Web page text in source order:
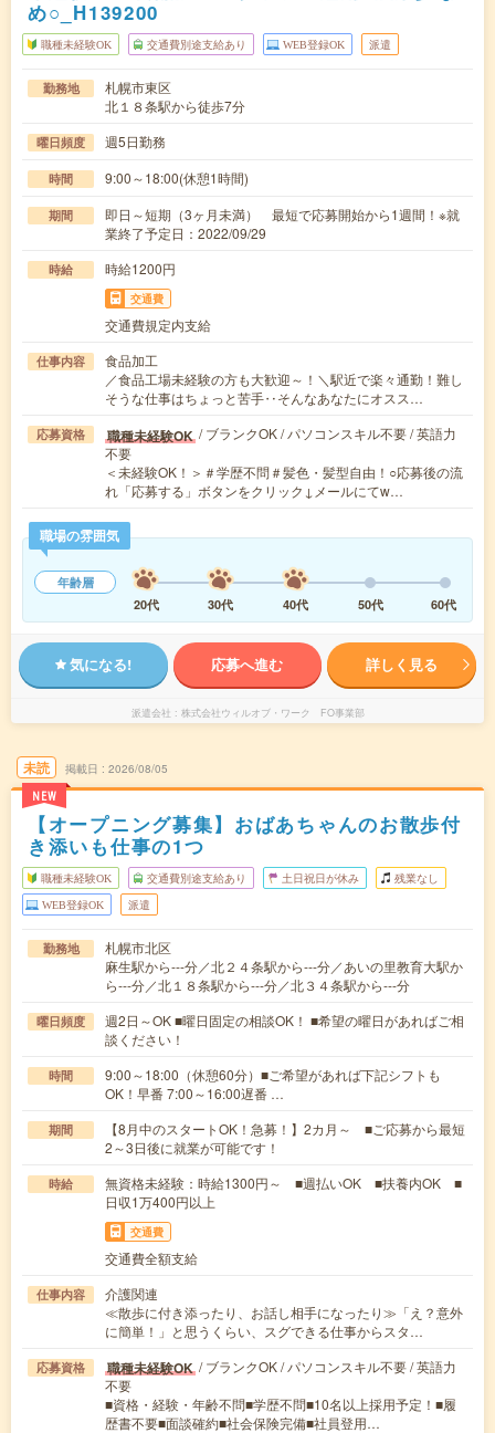
め○_H139200
職種未経験OK 交通費別途支給あり WEB登録OK 派遣
勤務地
札幌市東区
北１８条駅から徒歩7分
曜日頻度 週5日勤務
時間 9:00～18:00(休憩1時間)
期間
即日～短期（3ヶ月未満） 最短で応募開始から1週間！※就
業終了予定日：2022/09/29
時給 時給1200円
交通費
交通費規定内支給
仕事内容
食品加工
／食品工場未経験の方も大歓迎～！＼駅近で楽々通勤！難し
そうな仕事はちょっと苦手‥そんなあなたにオスス…
応募資格 職種未経験OK / ブランクOK / パソコンスキル不要 / 英語力
不要
＜未経験OK！＞＃学歴不問＃髪色・髪型自由！○応募後の流
れ「応募する」ボタンをクリック↓メールにてw…
職場の雰囲気
年齢層
20代
30代 40代 50代 60代
気になる! 応募へ進む 詳しく見る
派遣会社 株式会社ウィルオブ・ワーク FO事業部
未読
NEW
掲載日 2026/08/05
【オープニング募集】おばあちゃんのお散歩付
き添いも仕事の1つ
職種未経験OK 交通費別途支給あり 土日祝日が休み 残業なし
WEB登録OK 派遣
勤務地
札幌市北区
麻生駅から---分／北２４条駅から---分／あいの里教育大駅か
ら---分／北１８条駅から---分／北３４条駅から---分
曜日頻度
週2日～OK ■曜日固定の相談OK！ ■希望の曜日があればご相
談ください！
時間
9:00～18:00（休憩60分）■ご希望があれば下記シフトも
OK！早番 7:00～16:00遅番 …
期間
【8月中のスタートOK！急募！】2カ月～ ■ご応募から最短
2～3日後に就業が可能です！
時給
無資格未経験：時給1300円～ ■週払いOK ■扶養内OK ■
日収1万400円以上
交通費
交通費全額支給
仕事内容
介護関連
≪散歩に付き添ったり、お話し相手になったり≫「え？意外
に簡単！」と思うくらい、スグできる仕事からスタ…
応募資格 職種未経験OK / ブランクOK / パソコンスキル不要 / 英語力
不要
■資格・経験・年齢不問■学歴不問■10名以上採用予定！■履
歴書不要■面談確約■社会保険完備■社員登用…